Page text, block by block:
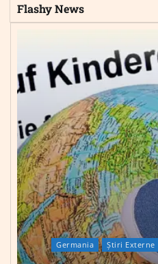
Flashy News
Germania Știri Externe